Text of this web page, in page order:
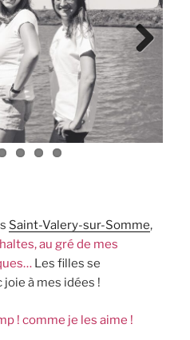
Next
Saint-Valery-sur-Somme,
au gré de mes
Les filles se
à mes idées !
! comme je les aime !